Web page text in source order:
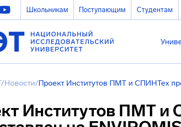
Школьникам Поступающим Студентам
/Новости/Проект Институтов ПМТ и СПИНТех
Институтов ПМТ и